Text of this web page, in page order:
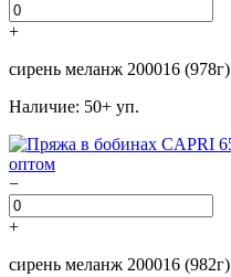
+
сирень меланж 200016 (978г)
Наличие: 50+ уп.
−
+
сирень меланж 200016 (982г)